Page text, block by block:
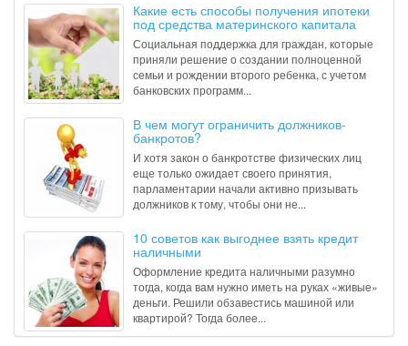
Какие есть способы получения ипотеки
под средства материнского капитала
Социальная поддержка для граждан, которые
приняли решение о создании полноценной
семьи и рождении второго ребенка, с учетом
банковских программ...
В чем могут ограничить должников-
банкротов?
И хотя закон о банкротстве физических лиц
еще только ожидает своего принятия,
парламентарии начали активно призывать
должников к тому, чтобы они не...
10 советов как выгоднее взять кредит
наличными
Оформление кредита наличными разумно
тогда, когда вам нужно иметь на руках «живые»
деньги. Решили обзавестись машиной или
квартирой? Тогда более...